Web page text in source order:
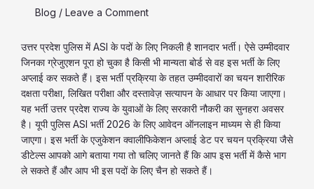
Blog / Leave a Comment
उत्तर प्रदेश पुलिस में ASI के पदों के लिए निकली है शानदार भर्ती। ऐसे उम्मीदवार
जिनका ग्रेजुएशन पूरा हो चुका है किसी भी मान्यता बोर्ड से वह इस भर्ती के लिए
अप्लाई कर सकते हैं। इस भर्ती प्रक्रिया के तहत उम्मीदवारों का चयन शारीरिक
दक्षता परीक्षा, लिखित परीक्षा और दस्तावेज़ सत्यापन के आधार पर किया जाएगा।
यह भर्ती उत्तर प्रदेश राज्य के युवाओं के लिए सरकारी नौकरी का सुनहरा अवसर
है। यूपी पुलिस ASI भर्ती 2026 के लिए आवेदन ऑनलाइन माध्यम से ही किया
जाएगा। इस भर्ती के एजुकेशन क्वालीफिकेशन अप्लाई डेट पर चयन प्रक्रिया जैसे
डीटेल्स आपको आगे बताया गया तो चलिए जानते हैं कि आप इस भर्ती में कैसे भाग
ले सकते हैं और आप भी इस पदों के लिए चैन हो सकते हैं।